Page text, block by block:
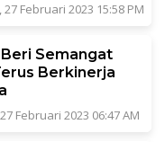
27 Februari 2023 15:58 PM
Beri Semangat
Berkinerja
Februari 2023 06:47 AM